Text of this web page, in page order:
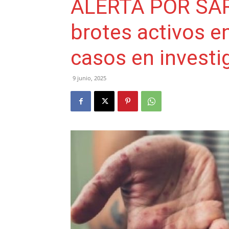
ALERTA POR
brotes activos
casos en
9 junio, 2025